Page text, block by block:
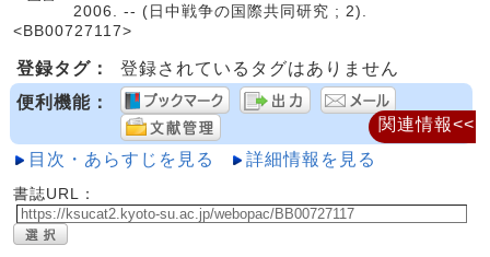
2006. -- (日中戦争の国際共同研究 ; 2).
<BB00727117>
登録タグ：
登録されているタグはありません
便利機能：
目次・あらすじを見る 詳細情報を見る
書誌URL：
関連情報<<